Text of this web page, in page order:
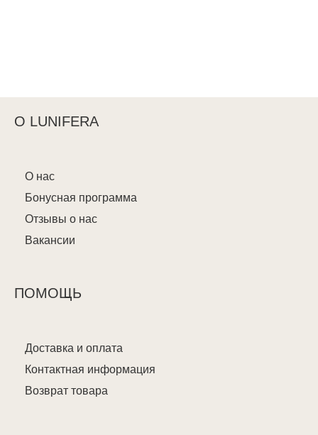
О LUNIFERA
О нас
Бонусная программа
Отзывы о нас
Вакансии
ПОМОЩЬ
Доставка и оплата
Контактная информация
Возврат товара